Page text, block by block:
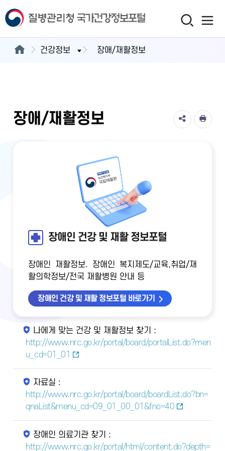
건강정보 장애/재활정보
장애/재활정보
장애인 건강 및 재활 정보포털
장애인 재활정보. 장애인 복지제도/교육,취업/재
활의학정보/전국 재활병원 안내 등
장애인 건강 및 재활 정보포털 바로가기
나에게 맞는 건강 및 재활정보 찾기 :
http://www.nrc.go.kr/portal/board/portalList.do?men
u_cd=01_01
자료실 :
http://www.nrc.go.kr/portal/board/boardList.do?bn=
qnaList&menu_cd=09_01_00_01&fno=40
장애인 의료기관 찾기 :
http://www.nrc.go.kr/portal/html/content.do?depth=